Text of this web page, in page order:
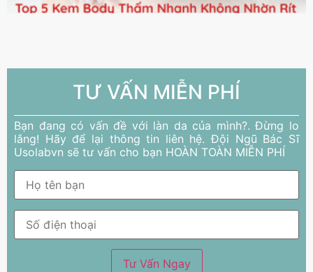
TƯ VẤN MIỄN PHÍ
Bạn đang có vấn đề với làn da của mình?. Đừng lo
lắng! Hãy để lại thông tin liên hệ. Đội Ngũ Bác Sĩ
Usolabvn sẽ tư vấn cho bạn HOÀN TOÀN MIỄN PHÍ